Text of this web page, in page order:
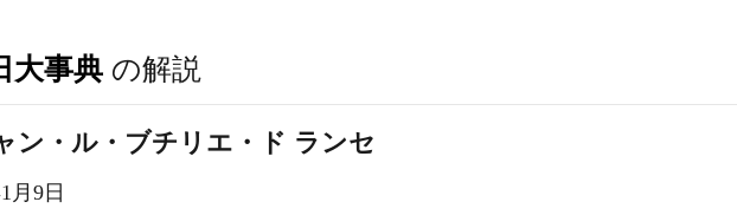
大事典 の解説
ン・ル・ブチリエ・ド ランセ
月9日